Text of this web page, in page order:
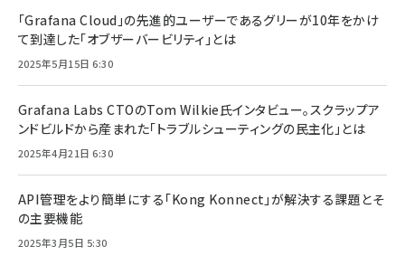
「Grafana Cloud」の先進的ユーザーであるグリーが10年をかけ
て到達した「オブザーバービリティ」とは
2025年5月15日 6:30
Grafana Labs CTOのTom Wilkie氏インタビュー。スクラップア
ンドビルドから産まれた「トラブルシューティングの民主化」とは
2025年4月21日 6:30
API管理をより簡単にする「Kong Konnect」が解決する課題とそ
の主要機能
2025年3月5日 5:30